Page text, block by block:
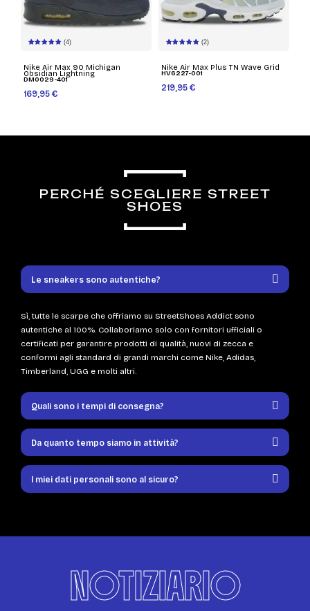
(4)
Nike Air Max 90 Michigan
Obsidian Lightning
DM0029-401
169,95 €
(2)
Nike Air Max Plus TN Wave Grid
HV6227-001
219,95 €
PERCHÉ SCEGLIERE STREET
SHOES
Le sneakers sono autentiche?
Sì, tutte le scarpe che offriamo su StreetShoes Addict sono
autentiche al 100%. Collaboriamo solo con fornitori ufficiali o
certificati per garantire prodotti di qualità, nuovi di zecca e
conformi agli standard di grandi marchi come Nike, Adidas,
Timberland, UGG e molti altri.
Quali sono i tempi di consegna?
Da quanto tempo siamo in attività?
I miei dati personali sono al sicuro?
NOTIZIARIO